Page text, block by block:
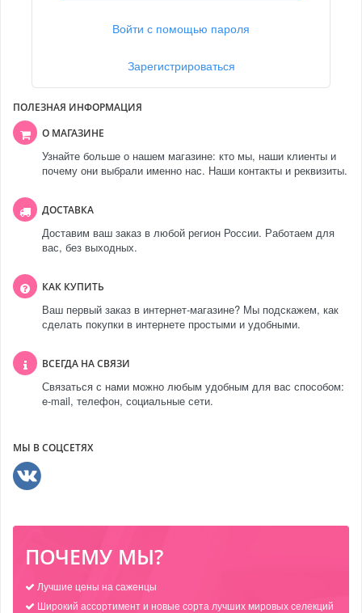
Войти с помощью пароля
Зарегистрироваться
ПОЛЕЗНАЯ ИНФОРМАЦИЯ
О МАГАЗИНЕ
Узнайте больше о нашем магазине: кто мы, наши клиенты и
почему они выбрали именно нас. Наши контакты и реквизиты.
ДОСТАВКА
Доставим ваш заказ в любой регион России. Работаем для
вас, без выходных.
КАК КУПИТЬ
Ваш первый заказ в интернет-магазине? Мы подскажем, как
сделать покупки в интернете простыми и удобными.
ВСЕГДА НА СВЯЗИ
Связаться с нами можно любым удобным для вас способом:
e-mail, телефон, социальные сети.
МЫ В СОЦСЕТЯХ
ПОЧЕМУ МЫ?
Лучшие цены на саженцы
Широкий ассортимент и новые сорта лучших мировых селекций